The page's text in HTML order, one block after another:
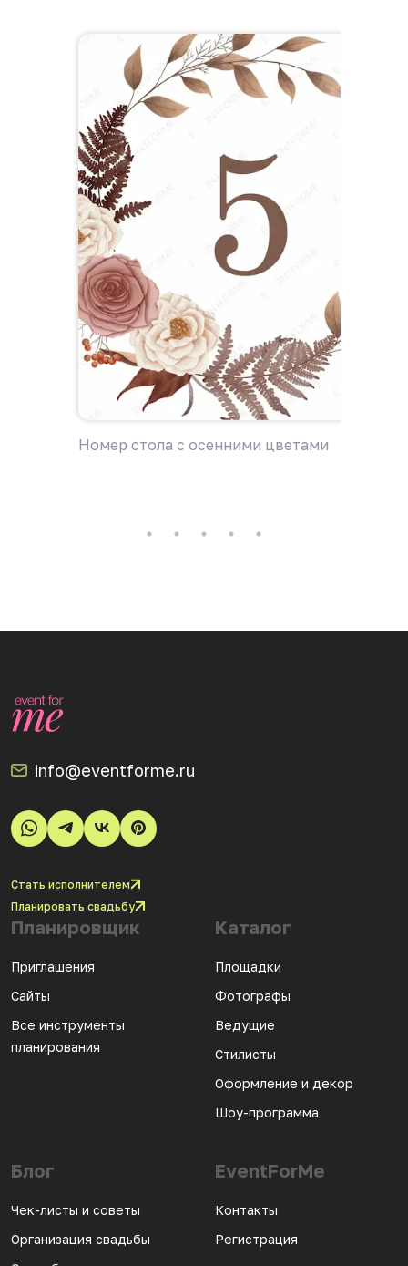
Номер стола с осенними цветами
info@eventforme.ru
Стать исполнителем
Планировать свадьбу
Планировщик
Приглашения
Сайты
Все инструменты
планирования
Каталог
Площадки
Фотографы
Ведущие
Стилисты
Оформление и декор
Шоу-программа
Блог
Чек-листы и советы
Организация свадьбы
EventForMe
Контакты
Регистрация